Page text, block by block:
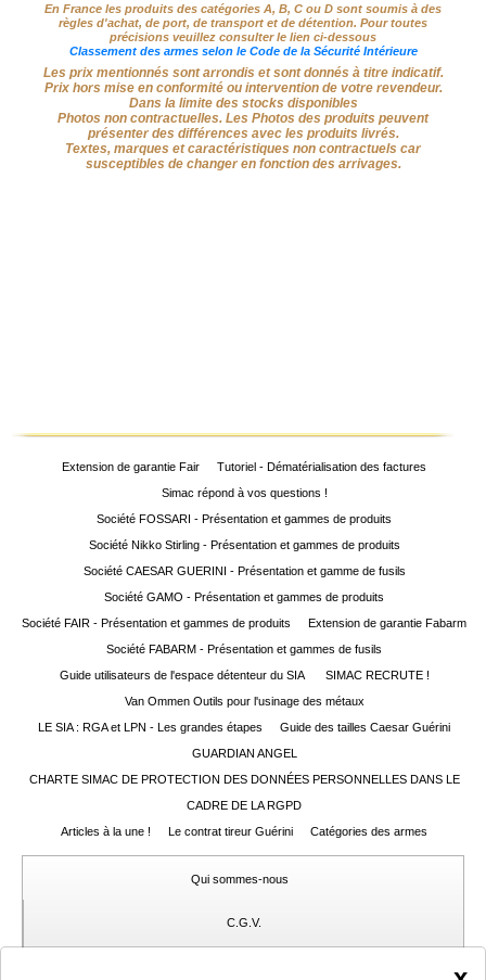
Chasse
Fusils
Sport ‣
Armes
De Tir‣
Montages
‣
Marques
Points
Garantie
Fair
En France les produits des catégories A, B, C ou D sont soumis à des
règles d'achat, de port, de transport et de détention. Pour toutes
précisions veuillez consulter le lien ci-dessous
Classement des armes selon le Code de la Sécurité Intérieure
Les prix mentionnés sont arrondis et sont donnés à titre indicatif.
Prix hors mise en conformité ou intervention de votre revendeur.
Dans la limite des stocks disponibles
Photos non contractuelles. Les Photos des produits peuvent
présenter des différences avec les produits livrés.
Textes, marques et caractéristiques non contractuels car
susceptibles de changer en fonction des arrivages.
Extension de garantie Fair
Tutoriel - Dématérialisation des factures
Simac répond à vos questions !
Société FOSSARI - Présentation et gammes de produits
Société Nikko Stirling - Présentation et gammes de produits
Société CAESAR GUERINI - Présentation et gamme de fusils
Société GAMO - Présentation et gammes de produits
Société FAIR - Présentation et gammes de produits
Extension de garantie Fabarm
Société FABARM - Présentation et gammes de fusils
Guide utilisateurs de l'espace détenteur du SIA
SIMAC RECRUTE !
Van Ommen Outils pour l'usinage des métaux
LE SIA : RGA et LPN - Les grandes étapes
Guide des tailles Caesar Guérini
GUARDIAN ANGEL
CHARTE SIMAC DE PROTECTION DES DONNÉES PERSONNELLES DANS LE
CADRE DE LA RGPD
Articles à la une !
Le contrat tireur Guérini Catégories des armes
Qui sommes-nous
C.G.V.